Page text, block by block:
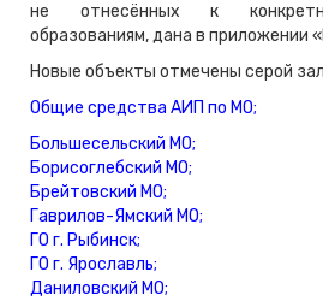
не отнесённых к
образованиям, дана в приложении
Новые объекты отмечены серой
Общие средства АИП по МО;
Большесельский МO;
Борисоглебский МO;
Брейтовский МO;
Гаврилов-Ямский МO;
ГО г. Рыбинск;
ГО г. Ярославль;
Даниловский МO;